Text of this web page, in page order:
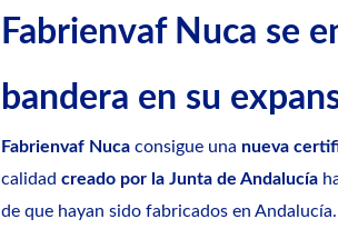
Fabrienvaf Nuca se
bandera en su
Fabrienvaf Nucaconsigue una nueva
calidad creado por la Junta de Andalucía
de que hayan sido fabricados en Andalucía.